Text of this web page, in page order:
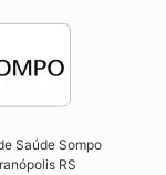
Saúde Sompo
RS​